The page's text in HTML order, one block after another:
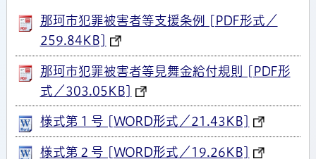
那珂市犯罪被害者等支援条例 [PDF形式／
259.84KB]
那珂市犯罪被害者等見舞金給付規則 [PDF形
式／303.05KB]
様式第１号 [WORD形式／21.43KB]
様式第２号 [WORD形式／19.26KB]